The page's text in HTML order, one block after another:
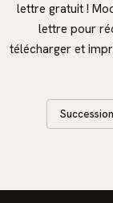
lettre gratuit !
lettre pour
télécharger et
Succession